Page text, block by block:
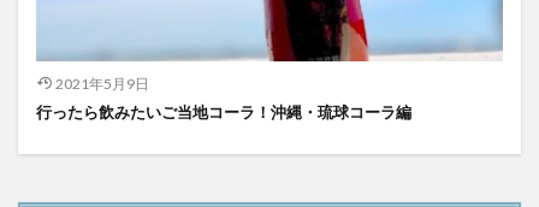
2021年5月9日
行ったら飲みたいご当地コーラ！沖縄・琉球コーラ編